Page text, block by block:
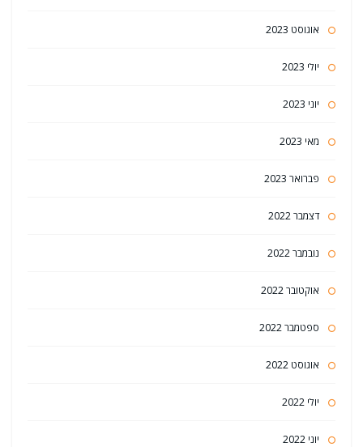
אוגוסט 2023
יולי 2023
יוני 2023
מאי 2023
פברואר 2023
דצמבר 2022
נובמבר 2022
אוקטובר 2022
ספטמבר 2022
אוגוסט 2022
יולי 2022
יוני 2022